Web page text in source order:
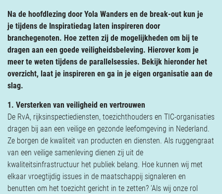
Internationaal
Verzekeringen
Contact
Na de hoofdlezing door Yola Wanders en de break-out kun je
je tijdens de Inspiratiedag laten inspireren door
branchegenoten. Hoe zetten zij de mogelijkheden om bij te
dragen aan een goede veiligheidsbeleving. Hierover kom je
meer te weten tijdens de parallelsessies. Bekijk hieronder het
overzicht, laat je inspireren en ga in je eigen organisatie aan de
slag.
1. Versterken van veiligheid en vertrouwen
De RvA, rijksinspectiediensten, toezichthouders en TIC-organisaties
dragen bij aan een veilige en gezonde leefomgeving in Nederland.
Ze borgen de kwaliteit van producten en diensten. Als ruggengraat
van een veilige samenleving dienen zij uit de
kwaliteitsinfrastructuur het publiek belang. Hoe kunnen wij met
elkaar vroegtijdig issues in de maatschappij signaleren en
benutten om het toezicht gericht in te zetten? ‘Als wij onze rol